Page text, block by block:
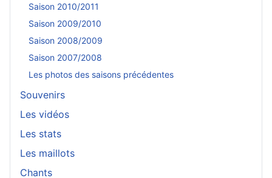
Saison 2010/2011
Saison 2009/2010
Saison 2008/2009
Saison 2007/2008
Les photos des saisons précédentes
Souvenirs
Les vidéos
Les stats
Les maillots
Chants